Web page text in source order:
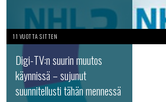
11 VUOTTA SITTEN
Digi-TV:n suurin muutos
käynnissä – sujunut
suunnitellusti tähän mennessä